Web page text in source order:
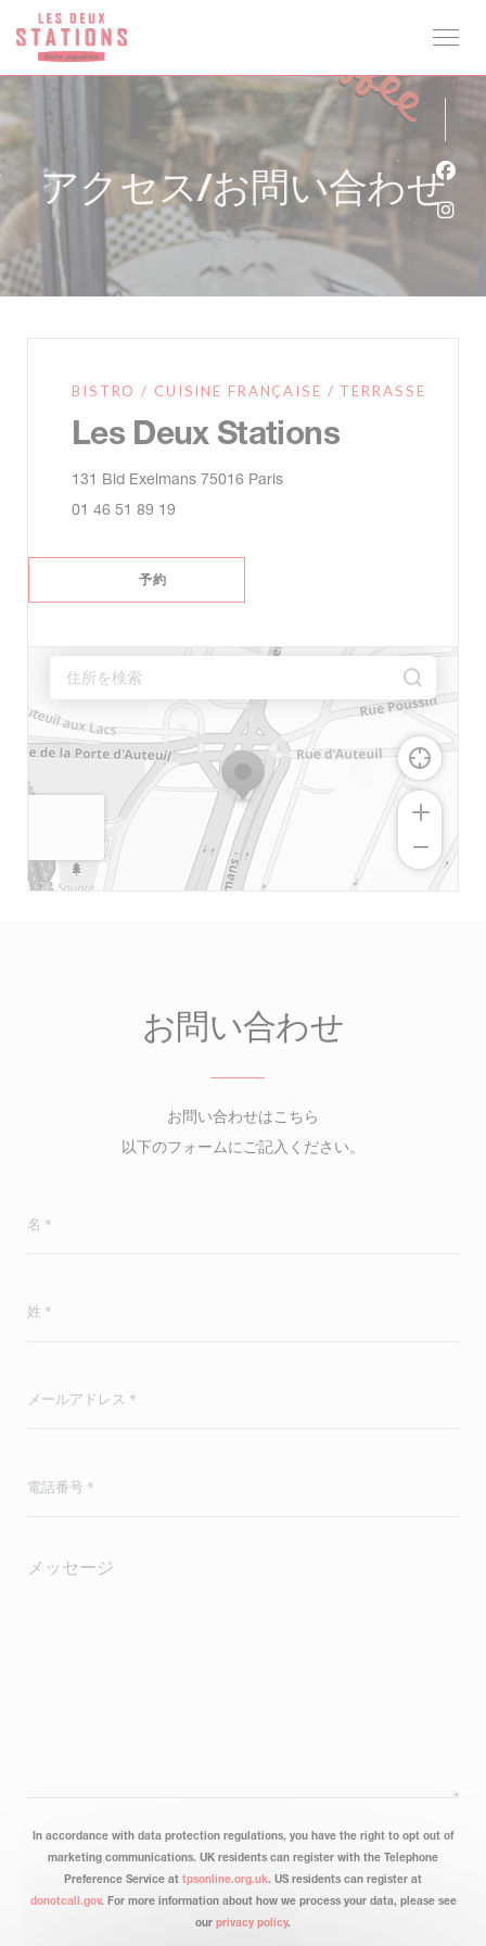
クッキー利用の管理について
アクセス/お問い合わせ
BISTRO / CUISINE FRANÇAISE / TERRASSE
Les Deux Stations
131 Bld Exelmans 75016 Paris((新しいウィンドウで開きま
01 46 51 89 19
予約
お問い合わせ
お問い合わせはこちら
以下のフォームにご記入ください。
In accordance with data protection regulations, you have the right to opt out of
marketing communications. UK residents can register with the Telephone
Preference Service at tpsonline.org.uk. US residents can register at
donotcall.gov. For more information about how we process your data, please see
our privacy policy.